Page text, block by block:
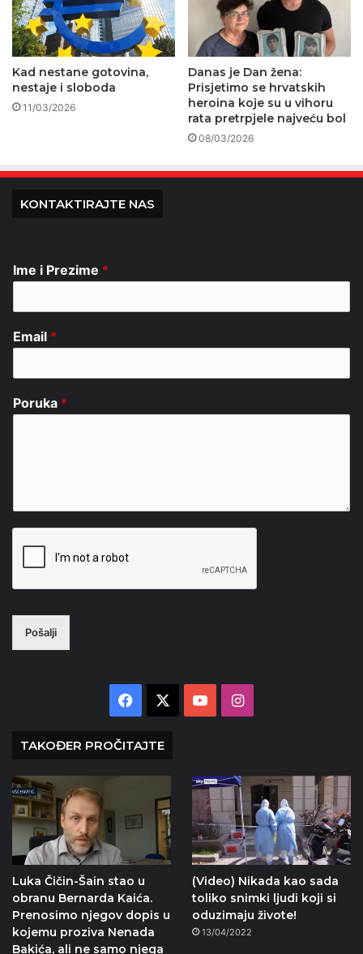
Kad nestane gotovina,
nestaje i sloboda
11/03/2026
Danas je Dan žena:
Prisjetimo se hrvatskih
heroina koje su u vihoru
rata pretrpjele najveću bol
08/03/2026
KONTAKTIRAJTE NAS
Ime i Prezime *
Email *
Poruka *
Pošalji
Facebook YouTubeInstagram
TAKOĐER PROČITAJTE
Luka Čičin-Šain stao u
obranu Bernarda Kaića.
Prenosimo njegov dopis u
kojemu proziva Nenada
Bakića, ali ne samo njega
(Video) Nikada kao sada
toliko snimki ljudi koji si
oduzimaju živote!
13/04/2022